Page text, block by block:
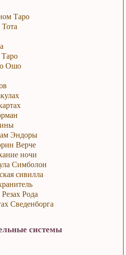
Таро
Ошо
Эндоры
Верче
ночи
Симболон
сивилла
Рода
Сведенборга
системы